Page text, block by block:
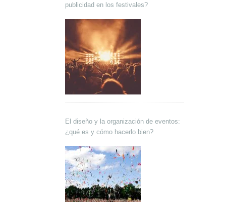
publicidad en los festivales?
El diseño y la organización de eventos:
¿qué es y cómo hacerlo bien?